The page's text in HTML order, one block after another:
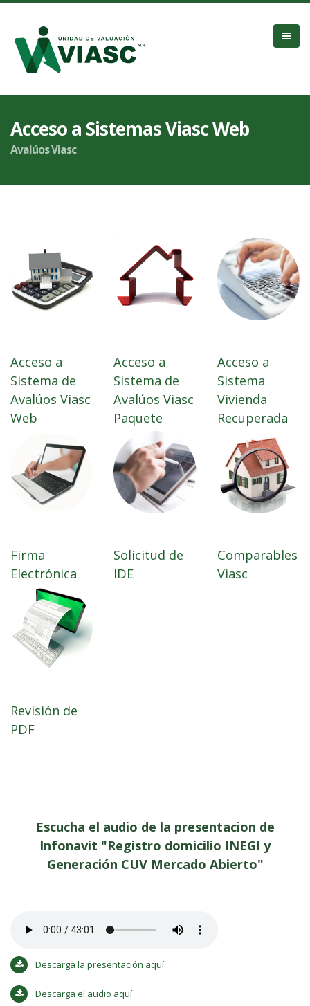
Acceso a Sistemas Viasc Web
Avalúos Viasc
Acceso a
Sistema de
Avalúos Viasc
Web
Acceso a
Sistema de
Avalúos Viasc
Paquete
Acceso a
Sistema
Vivienda
Recuperada
Firma
Electrónica
Solicitud de
IDE
Comparables
Viasc
Revisión de
PDF
Escucha el audio de la presentacion de
Infonavit "Registro domicilio INEGI y
Generación CUV Mercado Abierto"
Descarga la presentación aquí
Descarga el audio aquí